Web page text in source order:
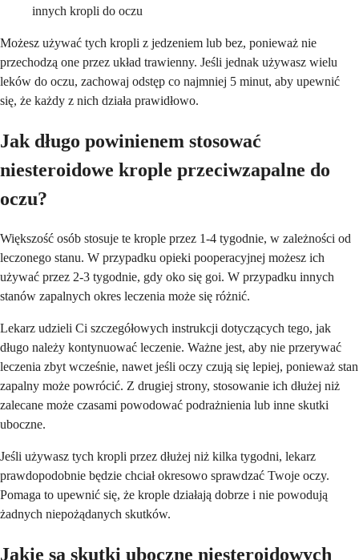
innych kropli do oczu
Możesz używać tych kropli z jedzeniem lub bez, ponieważ nie
przechodzą one przez układ trawienny. Jeśli jednak używasz wielu
leków do oczu, zachowaj odstęp co najmniej 5 minut, aby upewnić
się, że każdy z nich działa prawidłowo.
Jak długo powinienem stosować
niesteroidowe krople przeciwzapalne do
oczu?
Większość osób stosuje te krople przez 1-4 tygodnie, w zależności od
leczonego stanu. W przypadku opieki pooperacyjnej możesz ich
używać przez 2-3 tygodnie, gdy oko się goi. W przypadku innych
stanów zapalnych okres leczenia może się różnić.
Lekarz udzieli Ci szczegółowych instrukcji dotyczących tego, jak
długo należy kontynuować leczenie. Ważne jest, aby nie przerywać
leczenia zbyt wcześnie, nawet jeśli oczy czują się lepiej, ponieważ stan
zapalny może powrócić. Z drugiej strony, stosowanie ich dłużej niż
zalecane może czasami powodować podrażnienia lub inne skutki
uboczne.
Jeśli używasz tych kropli przez dłużej niż kilka tygodni, lekarz
prawdopodobnie będzie chciał okresowo sprawdzać Twoje oczy.
Pomaga to upewnić się, że krople działają dobrze i nie powodują
żadnych niepożądanych skutków.
Jakie są skutki uboczne niesteroidowych